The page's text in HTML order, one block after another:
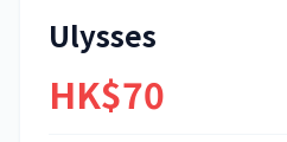
Ulysses
HK$70